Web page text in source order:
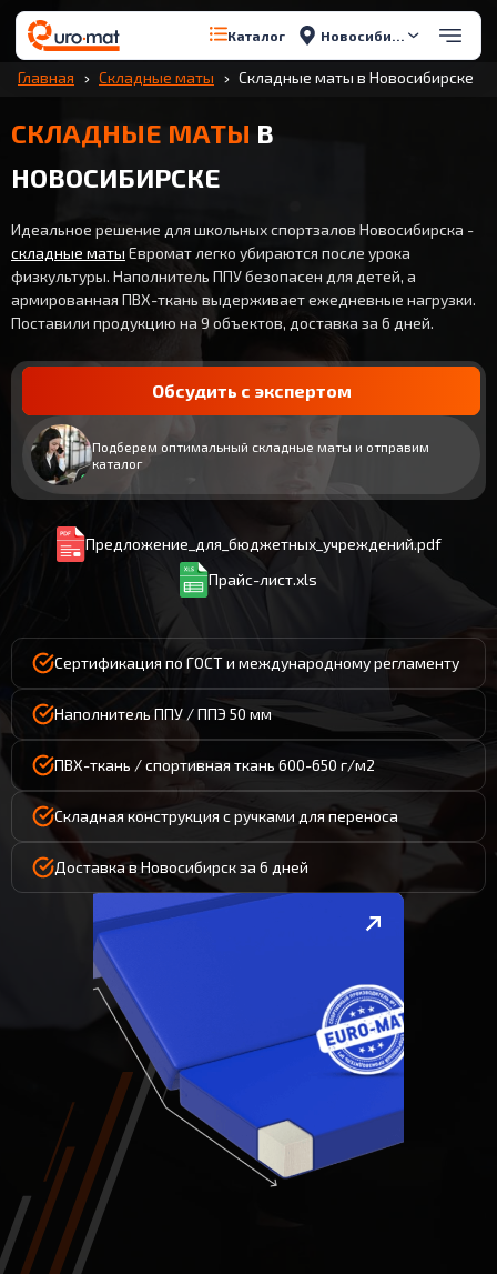
Каталог Новосибирск
Главная Складные маты Складные маты в Новосибирске
СКЛАДНЫЕ МАТЫ В
НОВОСИБИРСКЕ
Идеальное решение для школьных спортзалов Новосибирска -
складные маты Евромат легко убираются после урока
физкультуры. Наполнитель ППУ безопасен для детей, а
армированная ПВХ-ткань выдерживает ежедневные нагрузки.
Поставили продукцию на 9 объектов, доставка за 6 дней.
Обсудить с экспертом
Подберем оптимальный складные маты и отправим
каталог
Предложение_для_бюджетных_учреждений.pdf
Прайс-лист.xls
Сертификация по ГОСТ и международному регламенту
Наполнитель ППУ / ППЭ 50 мм
ПВХ-ткань / спортивная ткань 600-650 г/м2
Складная конструкция с ручками для переноса
Доставка в Новосибирск за 6 дней